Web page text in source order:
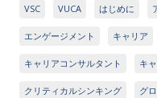
VSC VUCA はじめに
エンゲージメント キャリア
キャリアコンサルタント キ
クリティカルシンキング グ